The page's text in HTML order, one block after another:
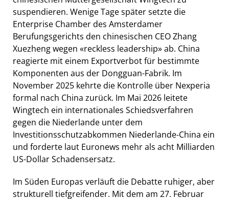
suspendieren. Wenige Tage später setzte die
Enterprise Chamber des Amsterdamer
Berufungsgerichts den chinesischen CEO Zhang
Xuezheng wegen «reckless leadership» ab. China
reagierte mit einem Exportverbot für bestimmte
Komponenten aus der Dongguan-Fabrik. Im
November 2025 kehrte die Kontrolle über Nexperia
formal nach China zurück. Im Mai 2026 leitete
Wingtech ein internationales Schiedsverfahren
gegen die Niederlande unter dem
Investitionsschutzabkommen Niederlande-China ein
und forderte laut Euronews mehr als acht Milliarden
US-Dollar Schadensersatz.
Im Süden Europas verläuft die Debatte ruhiger, aber
strukturell tiefgreifender. Mit dem am 27. Februar